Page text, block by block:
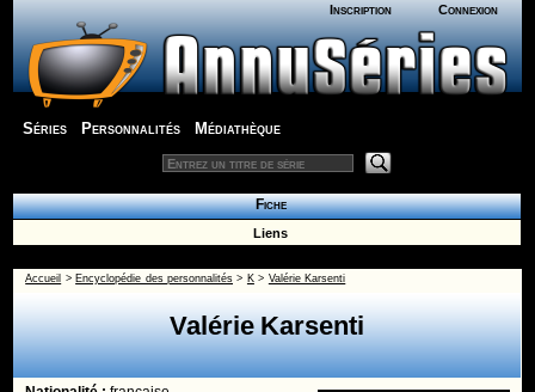
Inscription Connexion
Séries Personnalités Médiathèque
Fiche
Liens
Accueil > Encyclopédie des personnalités > K> Valérie Karsenti
Valérie Karsenti